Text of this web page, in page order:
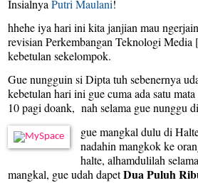
Insialnya Putri Maulani!
hhehe iya hari ini kita janjian mau
revisian Perkembangan Teknologi
kebetulan sekelompok.
Gue nungguin si Dipta tuh sebenernya
kebetulan hari ini gue cuma ada satu
10 pagi doank, nah selama gue nunggu
gue mangkal dulu di
nadahin mangkok ke
halte, alhamdulilah
mangkal, gue udah dapetDua Puluh